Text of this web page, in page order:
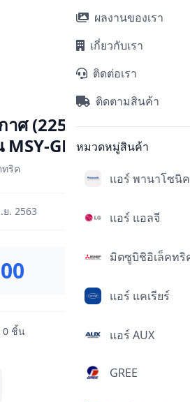
ผลงานของเรา
เกี่ยวกับเรา
ติดต่อเรา
ติดตามสินค้า
หมวดหมู่สินค้า
แอร์ พานาโซนิค
แอร์ แอลจี
มิตซูบิชิอิเล็คทริ
แอร์ แคเรียร์
แอร์ AUX
GREE
าศ (22519 BTU,
GR24VF + ท่อ
ริค
ย. 2563
0 ชิ้น